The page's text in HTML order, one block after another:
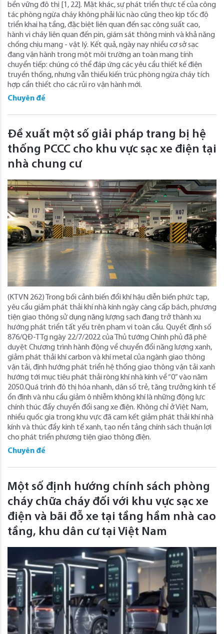
bền vững đô thị [1, 22]. Mặt khác, sự phát triển thực tế của công
tác phòng ngừa cháy không phải lúc nào cũng theo kịp tốc độ
triển khai hạ tầng, đặc biệt liên quan đến sạc công suất cao,
hành vi cháy liên quan đến pin, giám sát thông minh và khả năng
chống chịu mạng - vật lý. Kết quả, ngày nay nhiều cơ sở sạc
đang vận hành trong một môi trường an toàn mang tính
chuyển tiếp: chúng có thể đáp ứng các yêu cầu thiết kế điện
truyền thống, nhưng vẫn thiếu kiến trúc phòng ngừa cháy tích
hợp cần thiết cho các rủi ro vận hành mới.
Chuyên đề
Đề xuất một số giải pháp trang bị hệ
thống PCCC cho khu vực sạc xe điện tại
nhà chung cư
(KTVN 262) Trong bối cảnh biến đổi khí hậu diễn biến phức tạp,
yêu cầu giảm phát thải khí nhà kính ngày càng cấp bách, phương
tiện giao thông sử dụng năng lượng sạch đang trở thành xu
hướng phát triển tất yếu trên phạm vi toàn cầu. Quyết định số
876/QĐ-TTg ngày 22/7/2022 của Thủ tướng Chính phủ đã phê
duyệt Chương trình hành động về chuyển đổi năng lượng xanh,
giảm phát thải khí carbon và khí metal của ngành giao thông
vận tải, định hướng phát triển hệ thống giao thông vận tải xanh
hướng tới mục tiêu phát thải ròng khí nhà kính về “0” vào năm
2050.Quá trình đô thị hóa nhanh, dân số trẻ, tăng trưởng kinh tế
ổn định và nhu cầu giảm ô nhiễm không khí là những động lực
chính thúc đẩy chuyển đổi sang xe điện. Không chỉ ở Việt Nam,
nhiều quốc gia trong khu vực đã cam kết giảm phát thải khí nhà
kính và thúc đẩy kinh tế xanh, tạo nền tảng chính sách thuận lợi
cho phát triển phương tiện giao thông điện.
Chuyên đề
Một số định hướng chính sách phòng
cháy chữa cháy đối với khu vực sạc xe
điện và bãi đỗ xe tại tầng hầm nhà cao
tầng, khu dân cư tại Việt Nam